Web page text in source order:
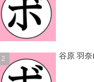
谷原 羽